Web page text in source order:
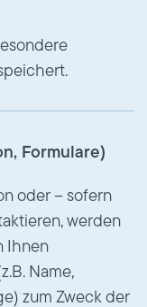
Formulare)
oder – sofern
werden
Ihnen
Name,
zum Zweck der